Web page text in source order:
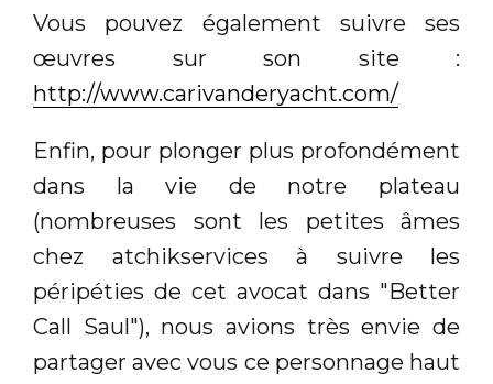
Vous pouvez également suivre ses
œuvres sur son site :
http://www.carivanderyacht.com/
Enfin, pour plonger plus profondément
dans la vie de notre plateau
(nombreuses sont les petites âmes
chez atchikservices à suivre les
péripéties de cet avocat dans "Better
Call Saul"), nous avions très envie de
partager avec vous ce personnage haut